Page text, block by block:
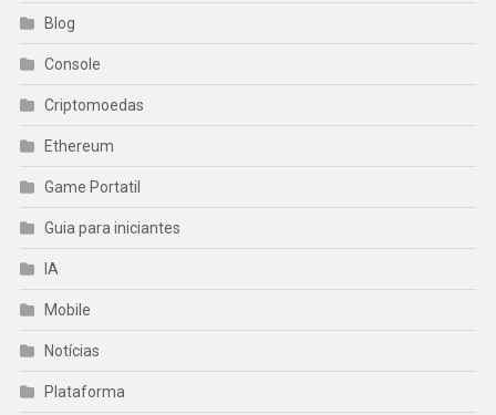
Blog
Console
Criptomoedas
Ethereum
Game Portatil
Guia para iniciantes
IA
Mobile
Notícias
Plataforma